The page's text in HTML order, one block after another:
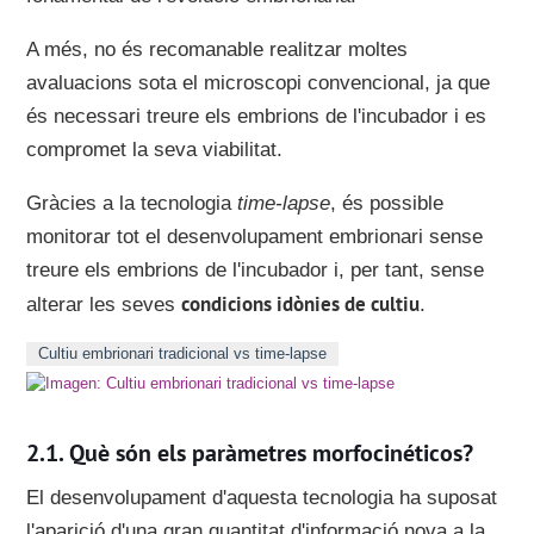
A més, no és recomanable realitzar moltes
avaluacions sota el microscopi convencional, ja que
és necessari treure els embrions de l'incubador i es
compromet la seva viabilitat.
Gràcies a la tecnologiatime-lapse, és possible
monitorar tot el desenvolupament embrionari sense
treure els embrions de l'incubador i, per tant, sense
alterar les sevescondicions idònies de cultiu.
Cultiu embrionari tradicional vs time-lapse
Què són els paràmetres morfocinéticos?
El desenvolupament d'aquesta tecnologia ha suposat